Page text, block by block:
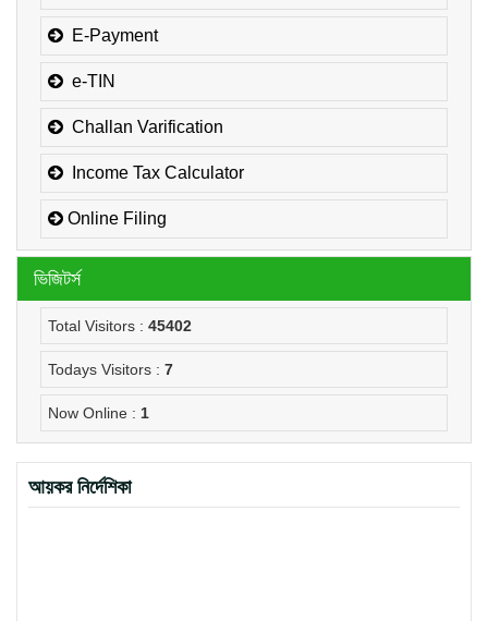
আয়কর নির্দেশিকা
E-Payment
e-TIN
Challan Varification
Income Tax Calculator
Online Filing
ভিজিটর্স
Total Visitors : 45402
Todays Visitors : 7
Now Online : 1